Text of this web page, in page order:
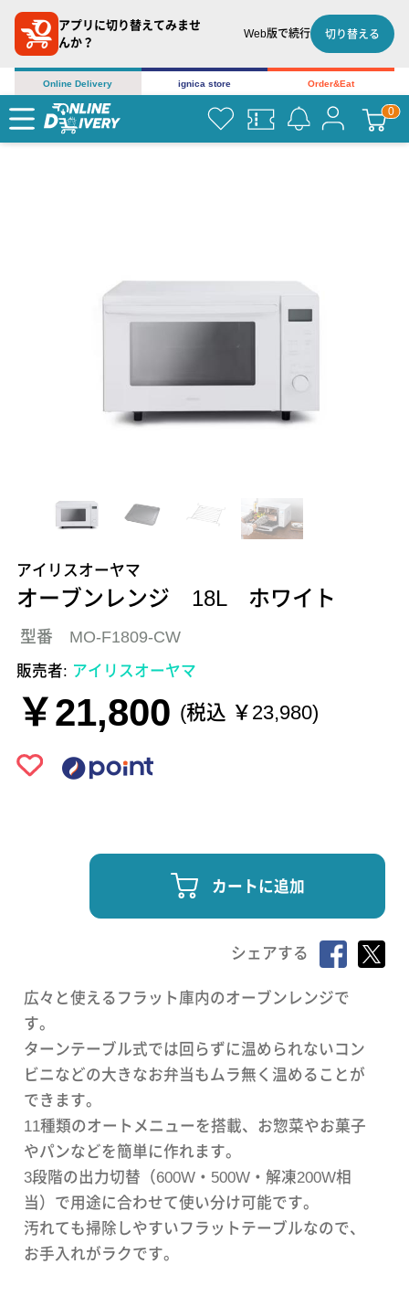
アプリに切り替えてみませ
んか？
Web版で続行 切り替える
Online Delivery ignica store Order&Eat
アイリスオーヤマ
オーブンレンジ 18L ホワイト
型番 MO-F1809-CW
販売者: アイリスオーヤマ
￥21,800 (税込 ￥23,980)
カートに追加
シェアする
広々と使えるフラット庫内のオーブンレンジで
す。
ターンテーブル式では回らずに温められないコン
ビニなどの大きなお弁当もムラ無く温めることが
できます。
11種類のオートメニューを搭載、お惣菜やお菓子
やパンなどを簡単に作れます。
3段階の出力切替（600W・500W・解凍200W相
当）で用途に合わせて使い分け可能です。
汚れても掃除しやすいフラットテーブルなので、
お手入れがラクです。